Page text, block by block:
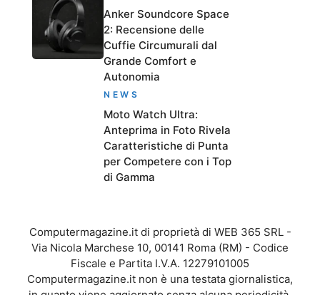
Anker Soundcore Space
2: Recensione delle
Cuffie Circumurali dal
Grande Comfort e
Autonomia
NEWS
Moto Watch Ultra:
Anteprima in Foto Rivela
Caratteristiche di Punta
per Competere con i Top
di Gamma
Computermagazine.it di proprietà di WEB 365 SRL -
Via Nicola Marchese 10, 00141 Roma (RM) - Codice
Fiscale e Partita I.V.A. 12279101005
Computermagazine.it non è una testata giornalistica,